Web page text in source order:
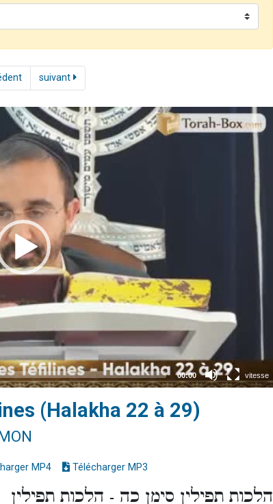
suivant
(Halakha 22 à 29)
MP4 Télécharger MP3
הלכות תפילין סימן כה - הלכות תפילין